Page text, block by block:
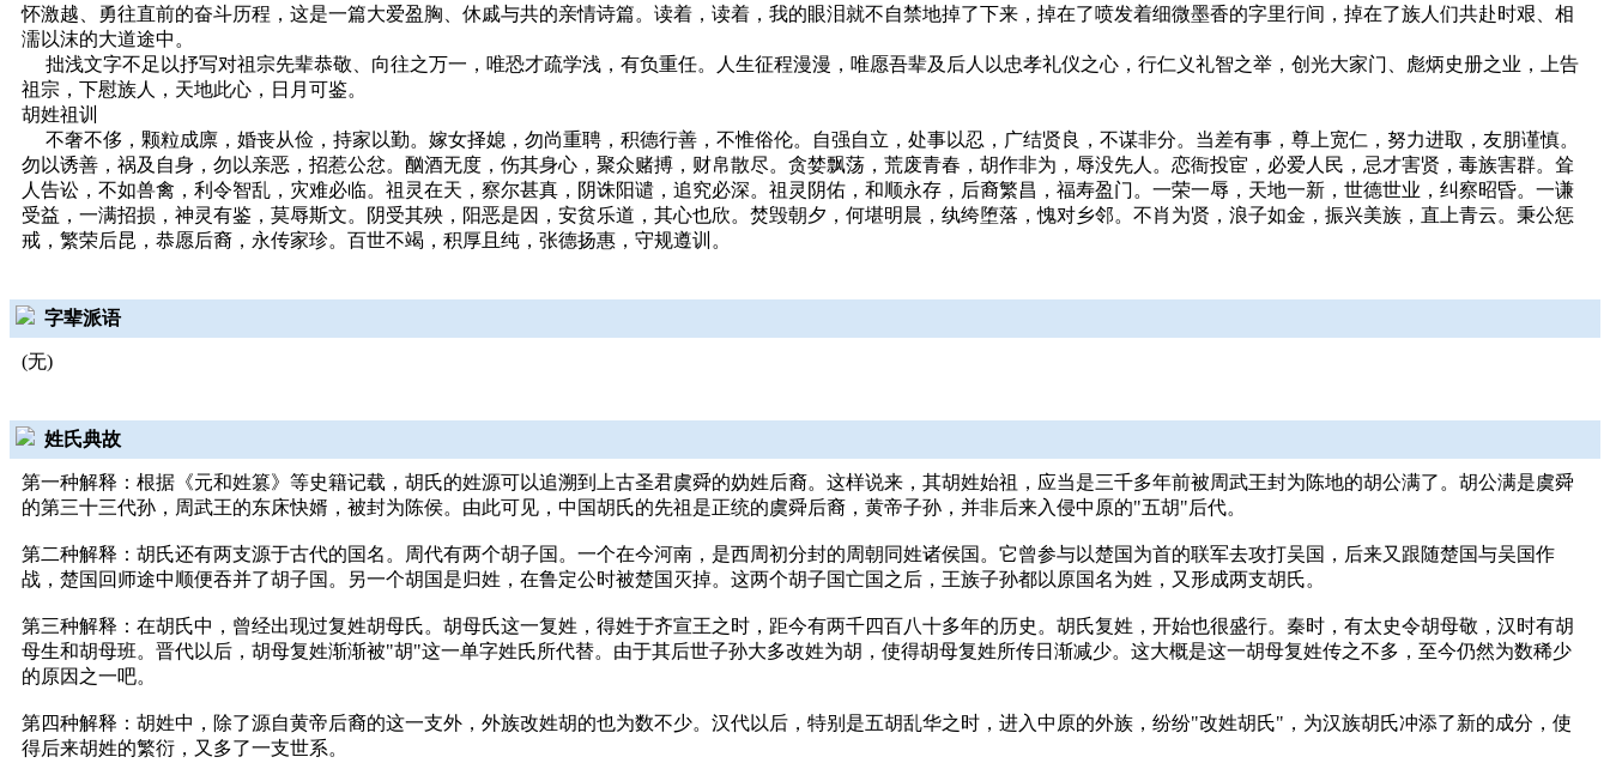
怀激越、勇往直前的奋斗历程，这是一篇大爱盈胸、休戚与共的亲情诗篇。读着，读着，我的眼泪就不自禁地掉了下来，掉在了喷发着细微墨香的字里行间，掉在了族人们共赴时艰、相
濡以沫的大道途中。
拙浅文字不足以抒写对祖宗先辈恭敬、向往之万一，唯恐才疏学浅，有负重任。人生征程漫漫，唯愿吾辈及后人以忠孝礼仪之心，行仁义礼智之举，创光大家门、彪炳史册之业，上告
祖宗，下慰族人，天地此心，日月可鉴。
胡姓祖训
不奢不侈，颗粒成廪，婚丧从俭，持家以勤。嫁女择媳，勿尚重聘，积德行善，不惟俗伦。自强自立，处事以忍，广结贤良，不谋非分。当差有事，尊上宽仁，努力进取，友朋谨慎。
勿以诱善，祸及自身，勿以亲恶，招惹公忿。酗酒无度，伤其身心，聚众赌搏，财帛散尽。贪婪飘荡，荒废青春，胡作非为，辱没先人。恋衙投宦，必爱人民，忌才害贤，毒族害群。耸
人告讼，不如兽禽，利令智乱，灾难必临。祖灵在天，察尔甚真，阴诛阳谴，追究必深。祖灵阴佑，和顺永存，后裔繁昌，福寿盈门。一荣一辱，天地一新，世德世业，纠察昭昏。一谦
受益，一满招损，神灵有鉴，莫辱斯文。阴受其殃，阳恶是因，安贫乐道，其心也欣。焚毁朝夕，何堪明晨，纨绔堕落，愧对乡邻。不肖为贤，浪子如金，振兴美族，直上青云。秉公惩
戒，繁荣后昆，恭愿后裔，永传家珍。百世不竭，积厚且纯，张德扬惠，守规遵训。
字辈派语
(无)
姓氏典故
第一种解释：根据《元和姓篡》等史籍记载，胡氏的姓源可以追溯到上古圣君虞舜的妫姓后裔。这样说来，其胡姓始祖，应当是三千多年前被周武王封为陈地的胡公满了。胡公满是虞舜
的第三十三代孙，周武王的东床快婿，被封为陈侯。由此可见，中国胡氏的先祖是正统的虞舜后裔，黄帝子孙，并非后来入侵中原的"五胡"后代。
第二种解释：胡氏还有两支源于古代的国名。周代有两个胡子国。一个在今河南，是西周初分封的周朝同姓诸侯国。它曾参与以楚国为首的联军去攻打吴国，后来又跟随楚国与吴国作
战，楚国回师途中顺便吞并了胡子国。另一个胡国是归姓，在鲁定公时被楚国灭掉。这两个胡子国亡国之后，王族子孙都以原国名为姓，又形成两支胡氏。
第三种解释：在胡氏中，曾经出现过复姓胡母氏。胡母氏这一复姓，得姓于齐宣王之时，距今有两千四百八十多年的历史。胡氏复姓，开始也很盛行。秦时，有太史令胡母敬，汉时有胡
母生和胡母班。晋代以后，胡母复姓渐渐被"胡"这一单字姓氏所代替。由于其后世子孙大多改姓为胡，使得胡母复姓所传日渐减少。这大概是这一胡母复姓传之不多，至今仍然为数稀少
的原因之一吧。
第四种解释：胡姓中，除了源自黄帝后裔的这一支外，外族改姓胡的也为数不少。汉代以后，特别是五胡乱华之时，进入中原的外族，纷纷"改姓胡氏"，为汉族胡氏冲添了新的成分，使
得后来胡姓的繁衍，又多了一支世系。